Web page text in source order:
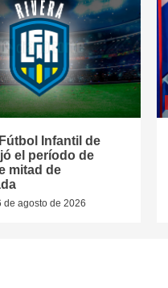
Infantil de
el período de
mitad de
de agosto de 2026